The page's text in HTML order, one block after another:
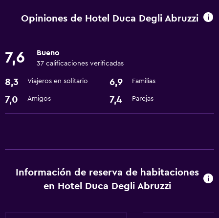
Habitaciones para no fumadores disponibles
Mascotas permitidas bajo consulta (pueden aplicar cargos
extra)
Wifi gratis
Opiniones de Hotel Duca Degli Abruzzi
7,6 Bueno
37 calificaciones verificadas
8,3 Viajeros en solitario 6,9 Familias
7,0 Amigos 7,4 Parejas
Información de reserva de habitaciones
en Hotel Duca Degli Abruzzi